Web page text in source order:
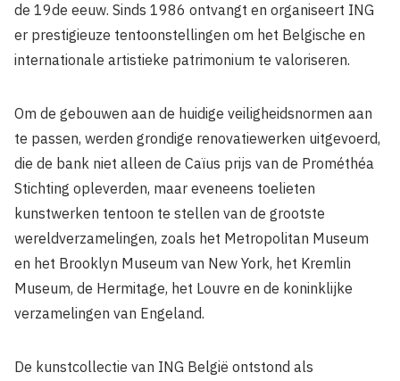
de 19de eeuw. Sinds 1986 ontvangt en organiseert ING
er prestigieuze tentoonstellingen om het Belgische en
internationale artistieke patrimonium te valoriseren.
Om de gebouwen aan de huidige veiligheidsnormen aan
te passen, werden grondige renovatiewerken uitgevoerd,
die de bank niet alleen de Caïus prijs van de Prométhéa
Stichting opleverden, maar eveneens toelieten
kunstwerken tentoon te stellen van de grootste
wereldverzamelingen, zoals het Metropolitan Museum
en het Brooklyn Museum van New York, het Kremlin
Museum, de Hermitage, het Louvre en de koninklijke
verzamelingen van Engeland.
De kunstcollectie van ING België ontstond als